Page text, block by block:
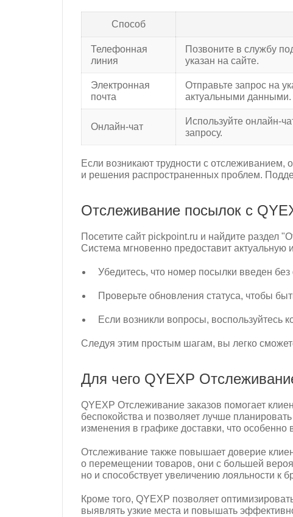
Способ
Телефонная
линия
Позвоните в службу
указан на сайте.
Электронная
почта
Отправьте запрос на
актуальными данными.
Онлайн-чат
Используйте онлайн-
запросу.
Если возникают трудности с отслеживанием,
и решения распространенных проблем.
Отслеживание посылок с
Посетите сайт pickpoint.ru и найдите раздел
Система мгновенно предоставит
Убедитесь, что номер посылки введен
Проверьте обновления статуса, чтобы
Если возникли вопросы, воспользуйтесь
Следуя этим простым шагам, вы легко
Для чего QYEXP
QYEXP Отслеживание заказов помогает
беспокойства и позволяет лучше
изменения в графике доставки, что
Отслеживание также повышает доверие
о перемещении товаров, они с большей
но и способствует увеличению лояльности к
Кроме того, QYEXP позволяет
выявлять узкие места и повышать